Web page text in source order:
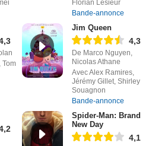
Florian Lesieur
Bande-annonce
Tom
Jim Queen
4,3
De Marco Nguyen,
Nicolas Athane
Avec Alex Ramires,
Jérémy Gillet, Shirley
Souagnon
Bande-annonce
Spider-Man: Brand
New Day
4,1